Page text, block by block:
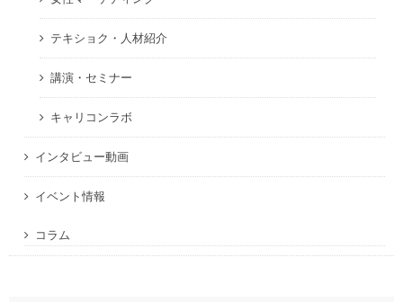
テキショク・人材紹介
講演・セミナー
キャリコンラボ
インタビュー動画
イベント情報
コラム